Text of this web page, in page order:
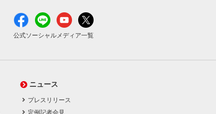
公式ソーシャルメディア一覧
ニュース
プレスリリース
定例記者会見